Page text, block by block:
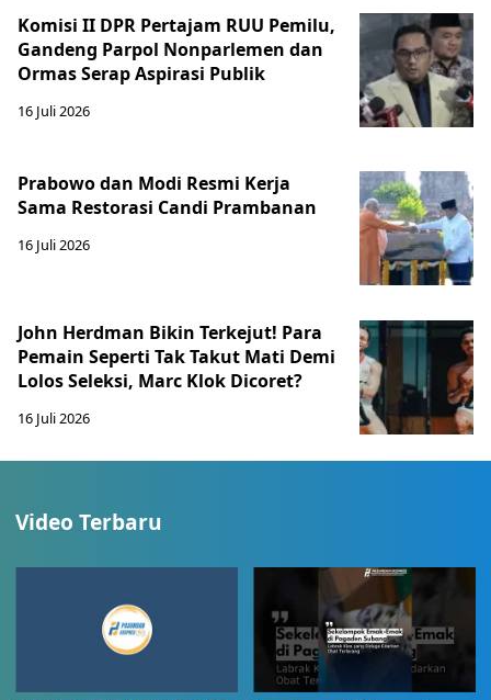
Komisi II DPR Pertajam RUU Pemilu,
Gandeng Parpol Nonparlemen dan
Ormas Serap Aspirasi Publik
16 Juli 2026
Prabowo dan Modi Resmi Kerja
Sama Restorasi Candi Prambanan
16 Juli 2026
John Herdman Bikin Terkejut! Para
Pemain Seperti Tak Takut Mati Demi
Lolos Seleksi, Marc Klok Dicoret?
16 Juli 2026
Video Terbaru